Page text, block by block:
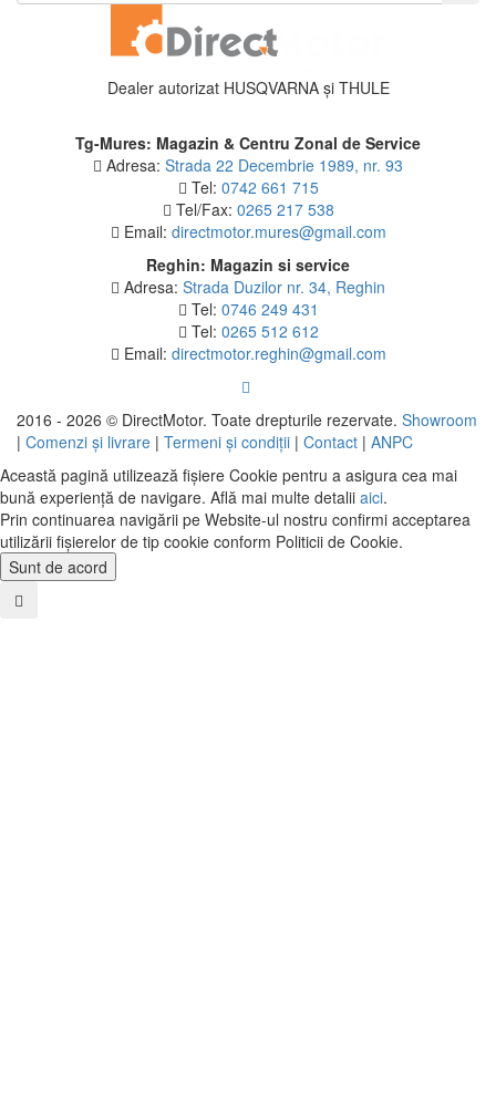
Dealer autorizat HUSQVARNA și THULE
Tg-Mures: Magazin & Centru Zonal de Service
Adresa: Strada 22 Decembrie 1989, nr. 93
Tel: 0742 661 715
Tel/Fax: 0265 217 538
Email: directmotor.mures@gmail.com
Reghin: Magazin si service
Adresa: Strada Duzilor nr. 34, Reghin
Tel: 0746 249 431
Tel: 0265 512 612
Email: directmotor.reghin@gmail.com
2016 - 2026 © DirectMotor. Toate drepturile rezervate. Showroom
| Comenzi și livrare | Termeni și condiții | Contact | ANPC
Această pagină utilizează fișiere Cookie pentru a asigura cea mai
bună experiență de navigare. Află mai multe detalii aici.
Prin continuarea navigării pe Website-ul nostru confirmi acceptarea
utilizării fişierelor de tip cookie conform Politicii de Cookie.
Sunt de acord